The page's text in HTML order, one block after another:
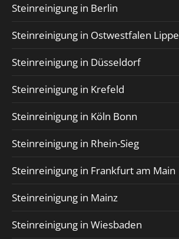
Steinreinigung in Berlin
Steinreinigung in Ostwestfalen Lippe
Steinreinigung in Düsseldorf
Steinreinigung in Krefeld
Steinreinigung in Köln Bonn
Steinreinigung in Rhein-Sieg
Steinreinigung in Frankfurt am Main
Steinreinigung in Mainz
Steinreinigung in Wiesbaden